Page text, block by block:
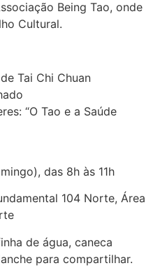
Being Tao, onde
Cultural.
Tai Chi Chuan
“O Tao e a Saúde
das 8h às 11h
104 Norte, Área
de água, caneca
para compartilhar.